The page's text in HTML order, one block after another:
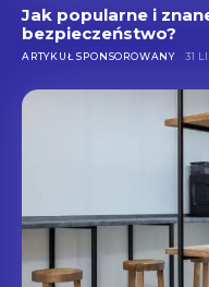
Jak popularne i
bezpieczeństwo?
ARTYKUŁ SPONSOROWANY 31